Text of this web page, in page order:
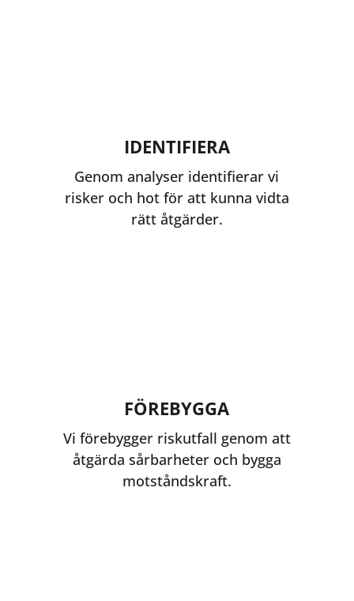
IDENTIFIERA
Genom analyser identifierar vi
risker och hot för att kunna vidta
rätt åtgärder.
FÖREBYGGA
Vi förebygger riskutfall genom att
åtgärda sårbarheter och bygga
motståndskraft.